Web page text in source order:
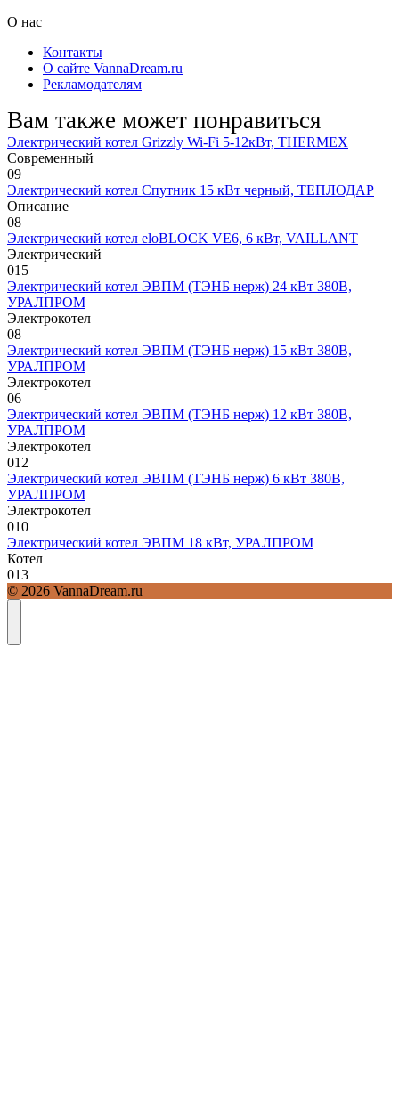
О нас
Контакты
О сайте VannaDream.ru
Рекламодателям
Вам также может понравиться
Электрический котел Grizzly Wi-Fi 5-12кВт, THERMEX
Современный
09
Электрический котел Спутник 15 кВт черный, ТЕПЛОДАР
Описание
08
Электрический котел eloBLOCK VE6, 6 кВт, VAILLANT
Электрический
015
Электрический котел ЭВПМ (ТЭНБ нерж) 24 кВт 380В,
УРАЛПРОМ
Электрокотел
08
Электрический котел ЭВПМ (ТЭНБ нерж) 15 кВт 380В,
УРАЛПРОМ
Электрокотел
06
Электрический котел ЭВПМ (ТЭНБ нерж) 12 кВт 380В,
УРАЛПРОМ
Электрокотел
012
Электрический котел ЭВПМ (ТЭНБ нерж) 6 кВт 380В,
УРАЛПРОМ
Электрокотел
010
Электрический котел ЭВПМ 18 кВт, УРАЛПРОМ
Котел
013
© 2026 VannaDream.ru